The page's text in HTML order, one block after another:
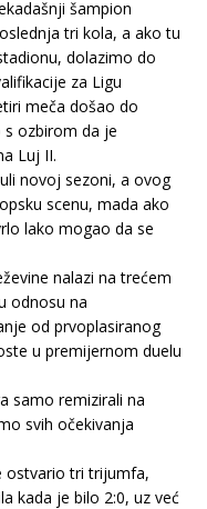
šampion
tri kola, a ako tu
dolazimo do
za Ligu
meča došao do
ozbirom da je
Luj II.
novoj sezoni, a ovog
scenu, mada ako
lako mogao da se
nalazi na trećem
odnosu na
od prvoplasiranog
u premijernom duelu
samo remizirali na
svih očekivanja
ostvario tri trijumfa,
kada je bilo 2:0, uz već